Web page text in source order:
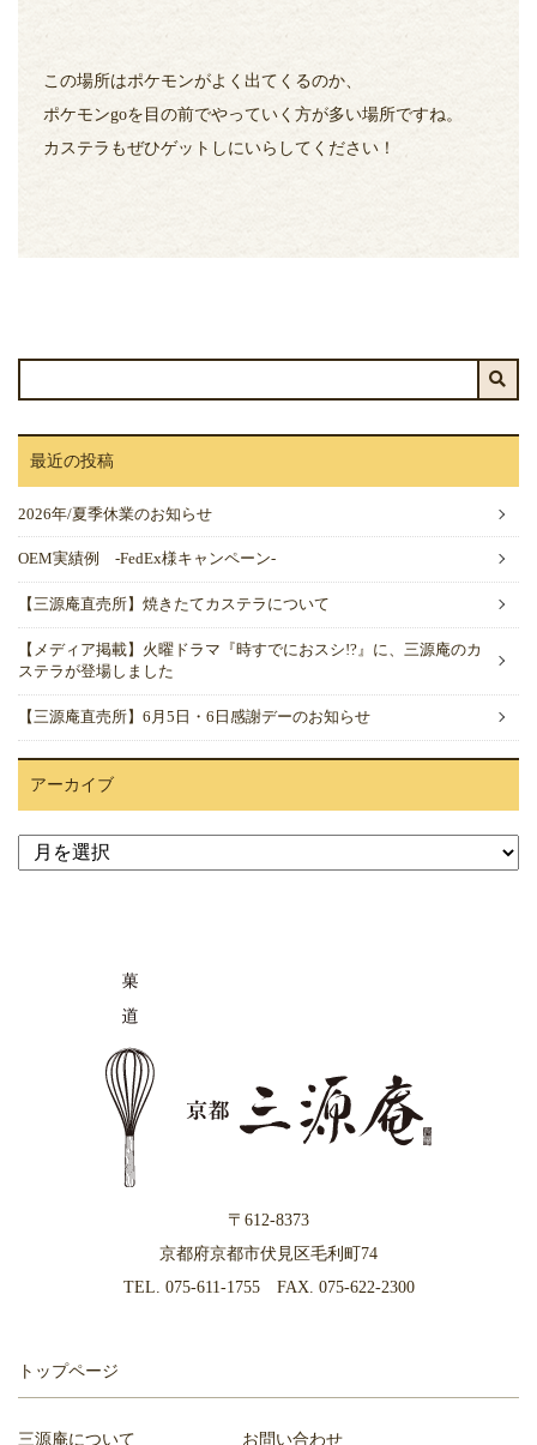
この場所はポケモンがよく出てくるのか、
ポケモンgoを目の前でやっていく方が多い場所ですね。
カステラもぜひゲットしにいらしてください！
最近の投稿
2026年/夏季休業のお知らせ
OEM実績例 -FedEx様キャンペーン-
【三源庵直売所】焼きたてカステラについて
【メディア掲載】火曜ドラマ『時すでにおスシ!?』に、三源庵のカ
ステラが登場しました
【三源庵直売所】6月5日・6日感謝デーのお知らせ
アーカイブ
〒612-8373
京都府京都市伏見区毛利町74
TEL. 075-611-1755FAX. 075-622-2300
トップページ
三源庵について お問い合わせ